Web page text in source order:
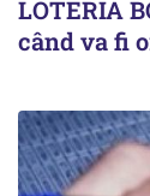
LOTERIA
când va fi